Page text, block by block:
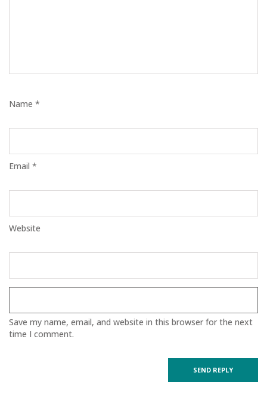
Name *
Email *
Website
Save my name, email, and website in this browser for the next
time I comment.